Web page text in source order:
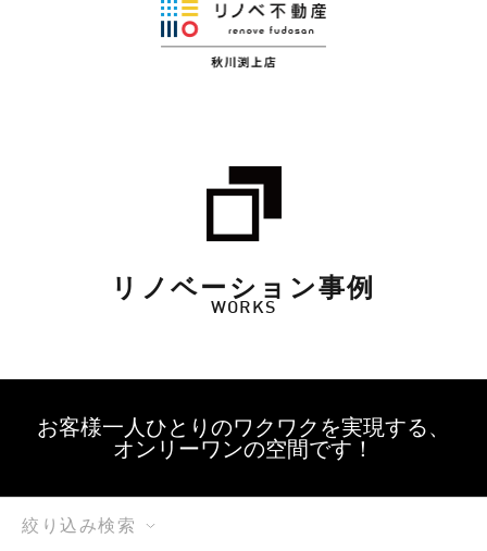
リノベーション事例
WORKS
お客様一人ひとりのワクワクを実現する、
オンリーワンの空間です！
絞り込み検索